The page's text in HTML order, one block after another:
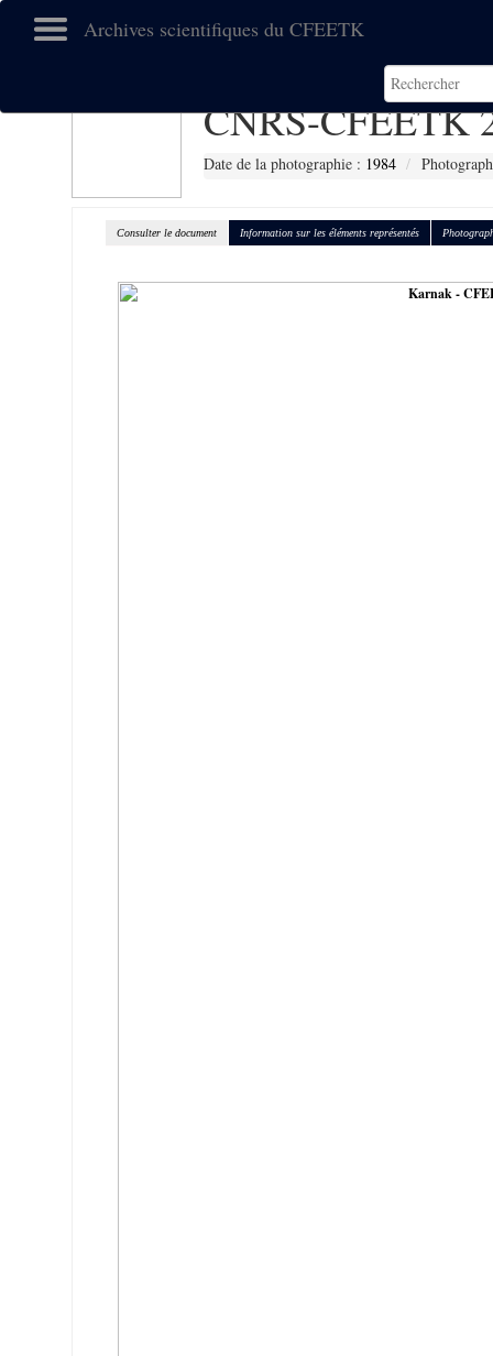
Archives scientifiques du CFEETK
CNRS-CFEETK
Date de la photographie : 1984
Consulter le document Information sur les éléments représentés